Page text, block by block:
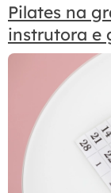
Pilates na
instrutora e